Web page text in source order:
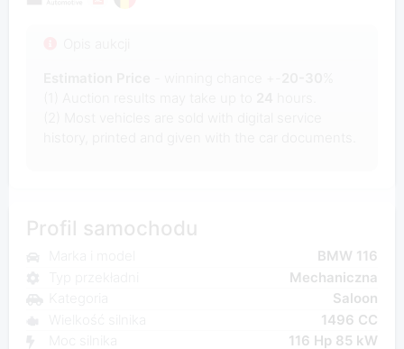
Profil samochodu
BMW 116
Mechaniczna
Saloon
1496 CC
116 Hp 85 kW